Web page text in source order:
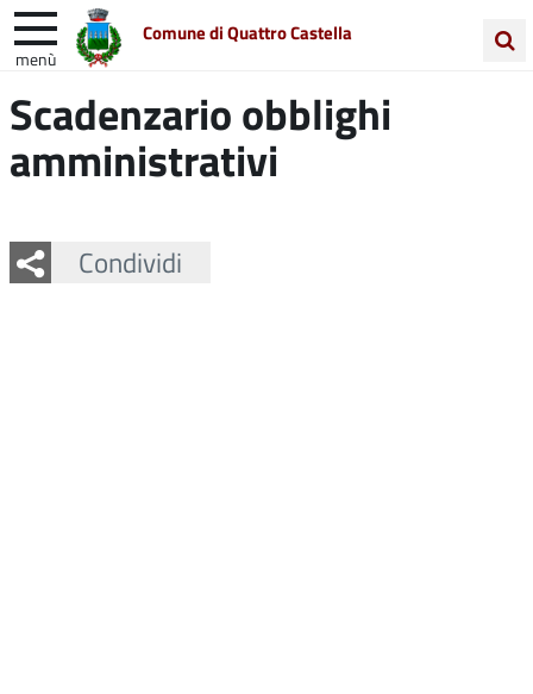
Comune di Quattro Castella
menù
nel
sito
Entra in Comune Vivi Quattro Castella
Unione Colline Matildiche
Scadenzario obblighi
amministrativi
Condividi
Facebook
Twitter
Whatsapp